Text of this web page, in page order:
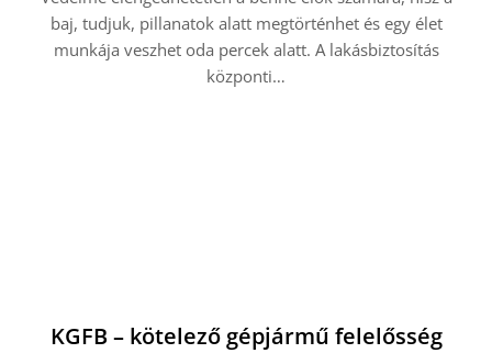
baj, tudjuk, pillanatok alatt megtörténhet és egy élet
munkája veszhet oda percek alatt. A lakásbiztosítás
központi…
KGFB – kötelező gépjármű felelősség